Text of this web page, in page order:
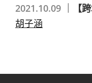
2021.10.09 ｜ 【
胡子涵